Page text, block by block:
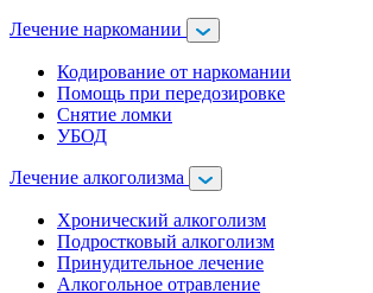
Лечение наркомании
Кодирование от наркомании
Помощь при передозировке
Снятие ломки
УБОД
Лечение алкоголизма
Хронический алкоголизм
Подростковый алкоголизм
Принудительное лечение
Алкогольное отравление